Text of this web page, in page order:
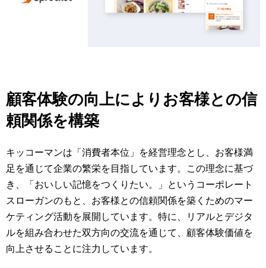
ビジョン・ミッション・バリュー
顧客体験の向上によりお客様との信
頼関係を構築
キッコーマンは「消費者本位」を経営理念とし、お客様満
足を通じて企業の繁栄を目指しています。この理念に基づ
き、「おいしい記憶をつくりたい。」というコーポレート
スローガンのもと、お客様との信頼関係を築くためのマー
ケティング活動を展開しています。特に、リアルとデジタ
ルを組み合わせた双方向の交流を通じて、顧客体験価値を
向上させることに注力しています。